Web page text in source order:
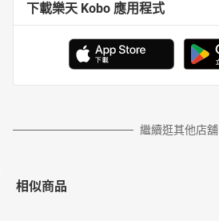
下載樂天 Kobo 應用程式
繼續逛其他店舖
相似商品